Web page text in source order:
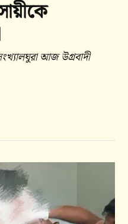
আজ উগ্রবাদী